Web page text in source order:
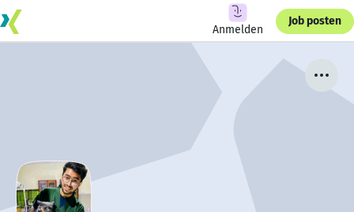
Anmelden
Job posten